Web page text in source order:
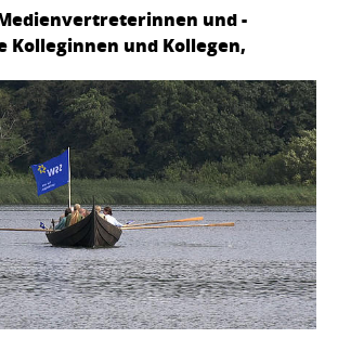
und -
und Kollegen,